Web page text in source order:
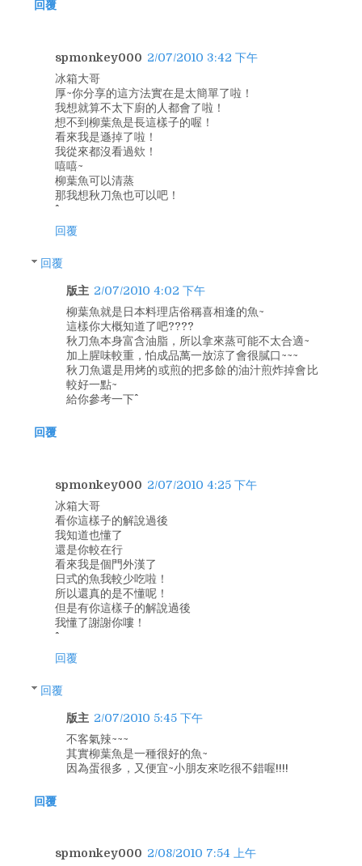
回覆
spmonkey000 2/07/2010 3:42 下午
冰箱大哥
厚~你分享的這方法實在是太簡單了啦！
我想就算不太下廚的人都會了啦！
想不到柳葉魚是長這樣子的喔！
看來我是遜掉了啦！
我從來都沒看過欸！
嘻嘻~
柳葉魚可以清蒸
那我想秋刀魚也可以吧！
回覆
回覆
版主 2/07/2010 4:02 下午
柳葉魚就是日本料理店俗稱喜相逢的魚~
這樣你大概知道了吧????
秋刀魚本身富含油脂，所以拿來蒸可能不太合適~
加上腥味較重，怕成品萬一放涼了會很膩口~~~
秋刀魚還是用烤的或煎的把多餘的油汁煎炸掉會比
較好一點~
給你參考一下^^
回覆
spmonkey000 2/07/2010 4:25 下午
冰箱大哥
看你這樣子的解說過後
我知道也懂了
還是你較在行
看來我是個門外漢了
日式的魚我較少吃啦！
所以還真的是不懂呢！
但是有你這樣子的解說過後
我懂了謝謝你嘍！
回覆
回覆
版主 2/07/2010 5:45 下午
不客氣辣~~~
其實柳葉魚是一種很好的魚~
因為蛋很多，又便宜~小朋友來吃很不錯喔!!!!
回覆
spmonkey000 2/08/2010 7:54 上午